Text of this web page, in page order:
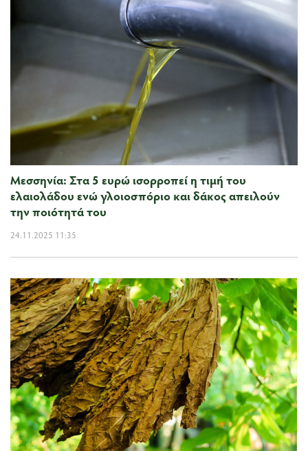
Μεσσηνία: Στα 5 ευρώ ισορροπεί η τιμή του
ελαιολάδου ενώ γλοιοσπόριο και δάκος απειλούν
την ποιότητά του
24.11.2025 11:35